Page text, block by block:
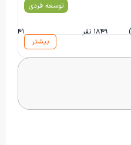
احمدرضا فتوت
توسعه فردی
۱۸۴۹ نفر
۱۴۱ ساعت و ۲۸ دقیقه
بیشتر